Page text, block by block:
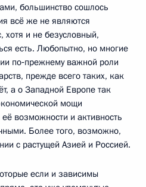
большинство сошлось
всё же не являются
и не безусловный,
есть. Любопытно, но многие
по‑прежнему важной роли
прежде всего таких, как
а о Западной Европе так
мощи
возможности и активность
Более того, возможно,
с растущей Азией и Россией.
если и зависимы